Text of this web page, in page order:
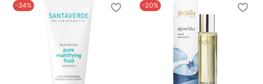
-34% -20%